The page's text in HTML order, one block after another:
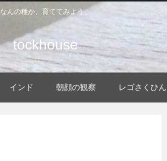
なんの種か、育ててみよう。
tockhouse
インド 朝顔の観察 レゴさくひん